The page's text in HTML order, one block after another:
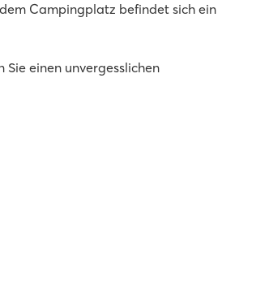
Campingplatz befindet sich ein
einen unvergesslichen